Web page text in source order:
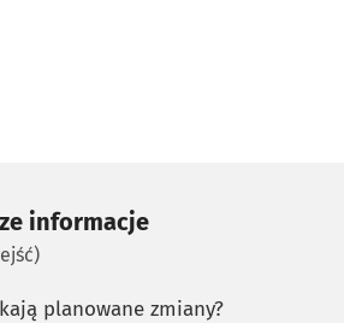
informacje
planowane zmiany?